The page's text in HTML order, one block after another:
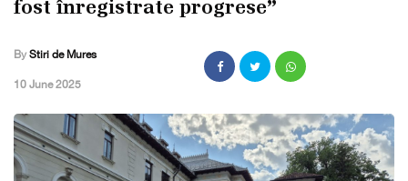
fost înregistrate progrese”
By Stiri de Mures
,10 June 2025